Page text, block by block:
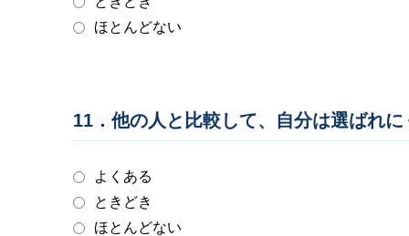
ほとんどない
11．他の人と比較して、自分は選ばれ
よくある
ときどき
ほとんどない